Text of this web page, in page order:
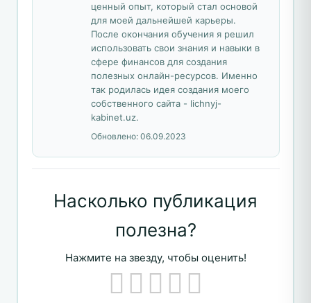
ценный опыт, который стал основой
для моей дальнейшей карьеры.
После окончания обучения я решил
использовать свои знания и навыки в
сфере финансов для создания
полезных онлайн-ресурсов. Именно
так родилась идея создания моего
собственного сайта - lichnyj-
kabinet.uz.
Обновлено: 06.09.2023
Насколько публикация
полезна?
Нажмите на звезду, чтобы оценить!